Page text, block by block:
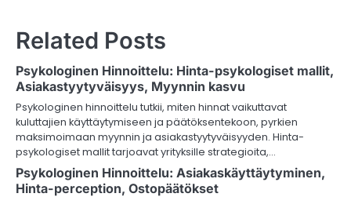
Related Posts
Psykologinen Hinnoittelu: Hinta-psykologiset mallit,
Asiakastyytyväisyys, Myynnin kasvu
Psykologinen hinnoittelu tutkii, miten hinnat vaikuttavat
kuluttajien käyttäytymiseen ja päätöksentekoon, pyrkien
maksimoimaan myynnin ja asiakastyytyväisyyden. Hinta-
psykologiset mallit tarjoavat yrityksille strategioita,…
Psykologinen Hinnoittelu: Asiakaskäyttäytyminen,
Hinta-perception, Ostopäätökset